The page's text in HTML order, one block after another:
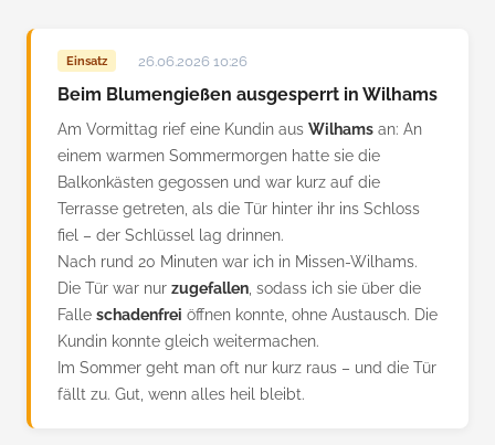
Einsatz 26.06.2026 10:26
Beim Blumengießen ausgesperrt in Wilhams
Am Vormittag rief eine Kundin aus Wilhams an: An
einem warmen Sommermorgen hatte sie die
Balkonkästen gegossen und war kurz auf die
Terrasse getreten, als die Tür hinter ihr ins Schloss
fiel – der Schlüssel lag drinnen.
Nach rund 20 Minuten war ich in Missen-Wilhams.
Die Tür war nur zugefallen , sodass ich sie über die
Falle schadenfrei öffnen konnte, ohne Austausch. Die
Kundin konnte gleich weitermachen.
Im Sommer geht man oft nur kurz raus – und die Tür
fällt zu. Gut, wenn alles heil bleibt.